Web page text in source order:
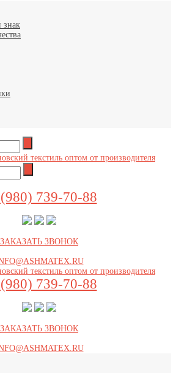
знак
739-70-88
ЗАКАЗАТЬ ЗВОНОК
739-70-88
ЗАКАЗАТЬ ЗВОНОК